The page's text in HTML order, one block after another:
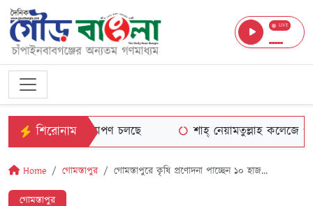
LIVE
শিরোনামবৃক্ষরোপণ চলছে শাহ্ নেয়ামতুল্লাহ কলেজে
Home গোমস্তাপুর গোমস্তাপুরে কৃষি প্রণোদনা পাচ্ছেন ১০ হাজ...
গোমস্তাপুর